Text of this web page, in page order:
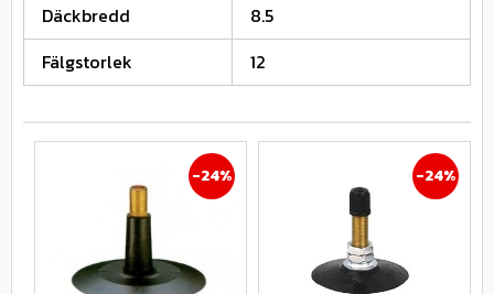
Däckbredd
8.5
Fälgstorlek
12
24% 24%